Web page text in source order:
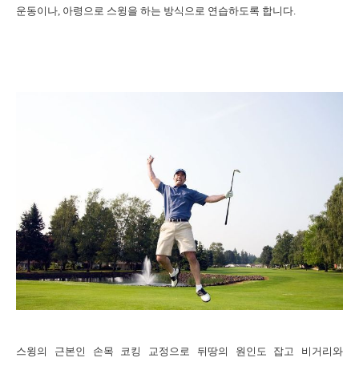
운동이나, 아령으로 스윙을 하는 방식으로 연습하도록 합니다.
스윙의 근본인 손목 코킹 교정으로 뒤땅의 원인도 잡고 비거리와